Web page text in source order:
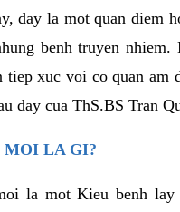
day la mot quan diem
benh truyen
tiep xuc voi co quan am
day cua ThS.BS Tran
MOI LA GI?
la mot Kieu benh